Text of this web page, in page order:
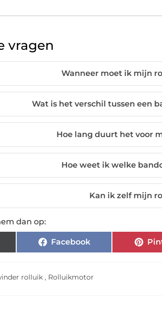
vragen
Wanneer moet ik mijn
Wat is het verschil tussen een
Hoe lang duurt het voor
Hoe weet ik welke
Kan ik zelf mijn
dan op:
Facebook
rolluik, Rolluikmotor